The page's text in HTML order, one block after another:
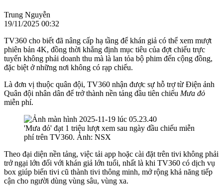
Trung Nguyễn
19/11/2025 00:32
TV360 cho biết đã nâng cấp hạ tầng để khán giả có thể xem mượt
phiên bản 4K, đồng thời khẳng định mục tiêu của đợt chiếu trực
tuyến không phải doanh thu mà là lan tỏa bộ phim đến cộng đồng,
đặc biệt ở những nơi không có rạp chiếu.
Là đơn vị thuộc quân đội, TV360 nhận được sự hỗ trợ từ Điện ảnh
Quân đội nhân dân để trở thành nền tảng đầu tiên chiếu Mưa đỏ
miễn phí.
'Mưa đỏ' đạt 1 triệu lượt xem sau ngày đầu chiếu miễn
phí trên TV360. Ảnh: NSX
Theo đại diện nền tảng, việc tải app hoặc cài đặt trên tivi không phải
trở ngại lớn đối với khán giả lớn tuổi, nhất là khi TV360 có dịch vụ
box giúp biến tivi cũ thành tivi thông minh, mở rộng khả năng tiếp
cận cho người dùng vùng sâu, vùng xa.